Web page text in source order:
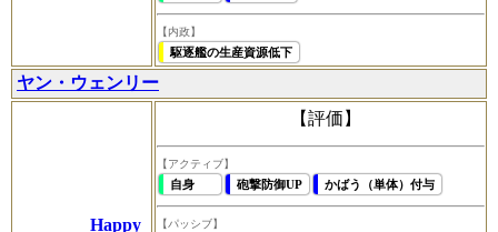
【内政】
駆逐艦の生産資源低下
ヤン・ウェンリー
Happy
【評価】
【アクティブ】
自身 砲撃防御UP かばう（単体）付与
【パッシブ】